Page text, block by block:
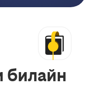
билайн